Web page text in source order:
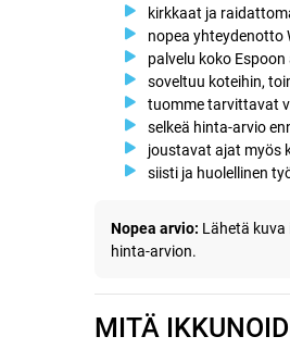
kirkkaat ja
nopea yhteydenotto
palvelu koko Espoon
soveltuu koteihin,
tuomme tarvittavat
selkeä hinta-arvio
joustavat ajat myös
siisti ja huolellinen
Nopea arvio: Lähetä
hinta-arvion.
MITÄ